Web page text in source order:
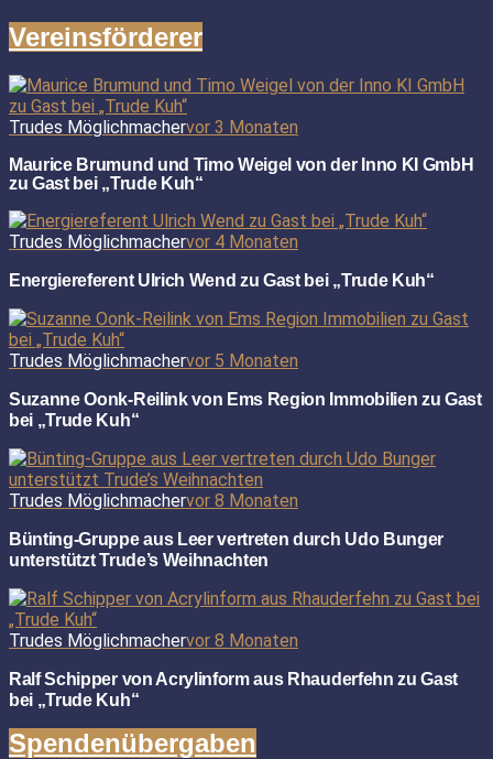
Vereinsförderer
Trudes Möglichmachervor 3 Monaten
Maurice Brumund und Timo Weigel von der Inno KI GmbH
zu Gast bei „Trude Kuh“
Trudes Möglichmachervor 4 Monaten
Energiereferent Ulrich Wend zu Gast bei „Trude Kuh“
Trudes Möglichmachervor 5 Monaten
Suzanne Oonk-Reilink von Ems Region Immobilien zu Gast
bei „Trude Kuh“
Trudes Möglichmachervor 8 Monaten
Bünting-Gruppe aus Leer vertreten durch Udo Bunger
unterstützt Trude’s Weihnachten
Trudes Möglichmachervor 8 Monaten
Ralf Schipper von Acrylinform aus Rhauderfehn zu Gast
bei „Trude Kuh“
Spendenübergaben